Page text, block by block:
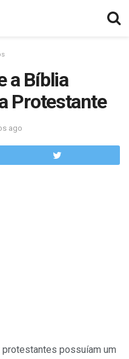
a Bíblia
Protestante
ago
possuíam um